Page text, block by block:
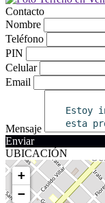
Contacto
Nombre
Teléfono
PIN
Celular
Email
Mensaje
Enviar
UBICACIÓN
+
−